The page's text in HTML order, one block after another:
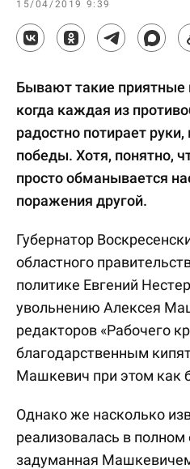
15/04/2019 9:39
Бывают такие приятные
когда каждая из
радостно потирает
победы. Хотя, понятно,
просто обманывается
поражения другой.
Губернатор
областного
политике Евгений
увольнению Алексея
редакторов «Рабочего
благодарственным
Машкевич при этом как
Однако же насколько
реализовалась в
задуманная